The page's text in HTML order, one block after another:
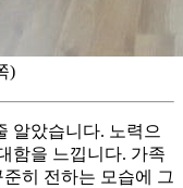
)
알았습니다. 노력으
함을 느낍니다. 가족
히 전하는 모습에 그